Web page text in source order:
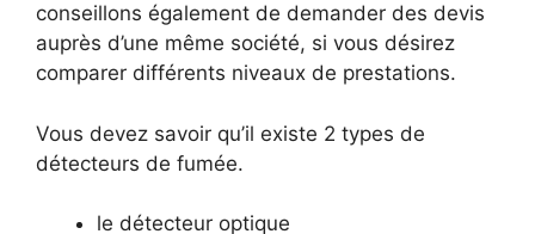
conseillons également de demander des devis
auprès d’une même société, si vous désirez
comparer différents niveaux de prestations.
Vous devez savoir qu’il existe 2 types de
détecteurs de fumée.
le détecteur optique